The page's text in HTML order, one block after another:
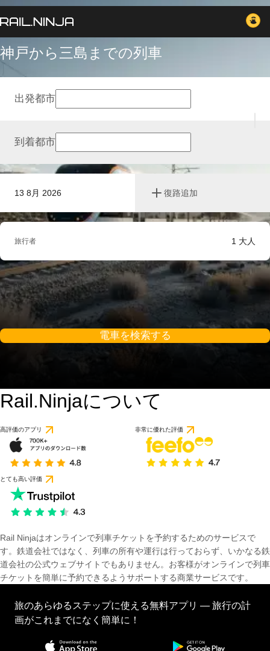
神戸から三島までの列車
13 8月 2026 復路追加
出発都市
到着都市
旅行者 1 大人
電車を検索する
Rail.Ninjaについて
高評価のアプリ 非常に優れた評価
とても高い評価
Rail Ninjaはオンラインで列車チケットを予約するためのサービスで
す。鉄道会社ではなく、列車の所有や運行は行っておらず、いかなる鉄
道会社の公式ウェブサイトでもありません。お客様がオンラインで列車
チケットを簡単に予約できるようサポートする商業サービスです。
旅のあらゆるステップに使える無料アプリ — 旅行の計
画がこれまでになく簡単に！